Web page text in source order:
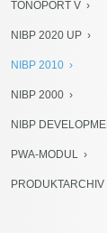
TONOPORT V
NIBP 2020 UP
NIBP 2010
NIBP 2000
NIBP
PWA-MODUL
PRODUKTARCHIV